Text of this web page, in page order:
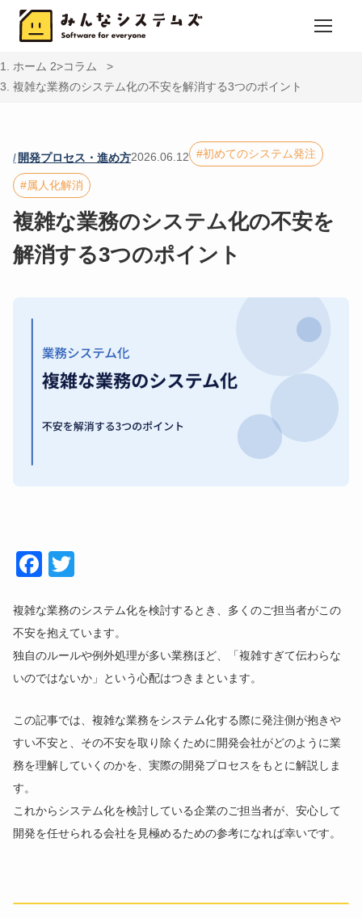
ホーム
コラム
複雑な業務のシステム化の不安を解消する3つのポイント
開発プロセス・進め方2026.06.12 初めてのシステム発注
属人化解消
複雑な業務のシステム化の不安を
解消する3つのポイント
Face
複雑な業務のシステム化を検討するとき、多くのご担当者がこの
不安を抱えています。
独自のルールや例外処理が多い業務ほど、「複雑すぎて伝わらな
いのではないか」という心配はつきまといます。
この記事では、複雑な業務をシステム化する際に発注側が抱きや
すい不安と、その不安を取り除くために開発会社がどのように業
務を理解していくのかを、実際の開発プロセスをもとに解説しま
す。
これからシステム化を検討している企業のご担当者が、安心して
開発を任せられる会社を見極めるための参考になれば幸いです。